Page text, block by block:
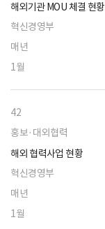
해외기관 MOU 체결 현황
혁신경영부
매년
1월
42
홍보·대외협력
해외 협력사업 현황
혁신경영부
매년
1월